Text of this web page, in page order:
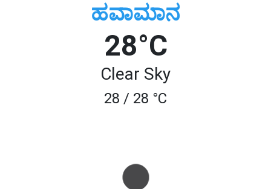
ಹವಾಮಾನ
28°C
Clear Sky
28 / 28 °C